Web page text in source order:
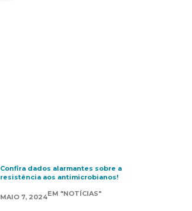
Confira dados alarmantes sobre a
resistência aos antimicrobianos!
MAIO 7, 2024EM "NOTÍCIAS"